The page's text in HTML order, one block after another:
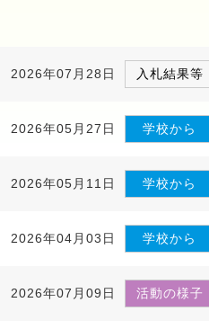
2026年07月28日 入札結果等
2026年05月27日 学校から
2026年05月11日 学校から
2026年04月03日 学校から
2026年07月09日 活動の様子